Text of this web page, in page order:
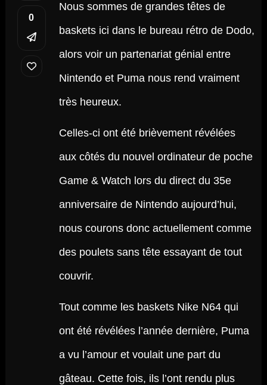
0
Nous sommes de grandes têtes de
baskets ici dans le bureau rétro de Dodo,
alors voir un partenariat génial entre
Nintendo et Puma nous rend vraiment
très heureux.
Celles-ci ont été brièvement révélées
aux côtés du nouvel ordinateur de poche
Game & Watch lors du direct du 35e
anniversaire de Nintendo aujourd’hui,
nous courons donc actuellement comme
des poulets sans tête essayant de tout
couvrir.
Tout comme les baskets Nike N64 qui
ont été révélées l’année dernière, Puma
a vu l’amour et voulait une part du
gâteau. Cette fois, ils l’ont rendu plus